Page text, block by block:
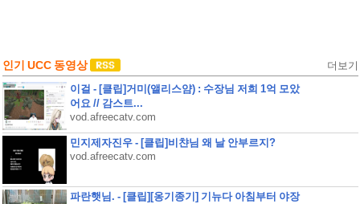
인기 UCC 동영상 더보기
이걸 - [클립]거미(앨리스얌) : 수장님 저희 1억 모았
어요 // 감스트...
vod.afreecatv.com
민지제자진우 - [클립]비챤님 왜 날 안부르지?
vod.afreecatv.com
파란햇님. - [클립][옹기종기] 기뉴다 아침부터 야장